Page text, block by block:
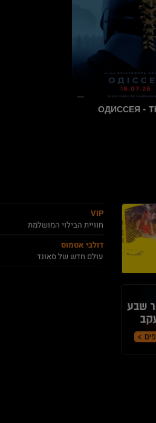
ОДИССЕЯ -
VIP
חוויית הבילוי המושלמת
דולבי אטמוס
עולם חדש של סאונד